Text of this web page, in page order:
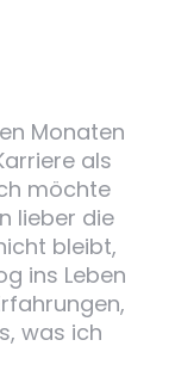
Monaten
als
möchte
lieber die
bleibt,
ins Leben
was ich